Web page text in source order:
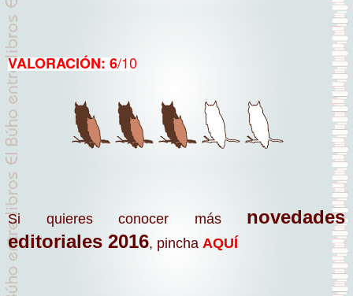
VALORACIÓN: 6/10
Si quieres conocer más novedades
editoriales 2016, pincha AQUÍ